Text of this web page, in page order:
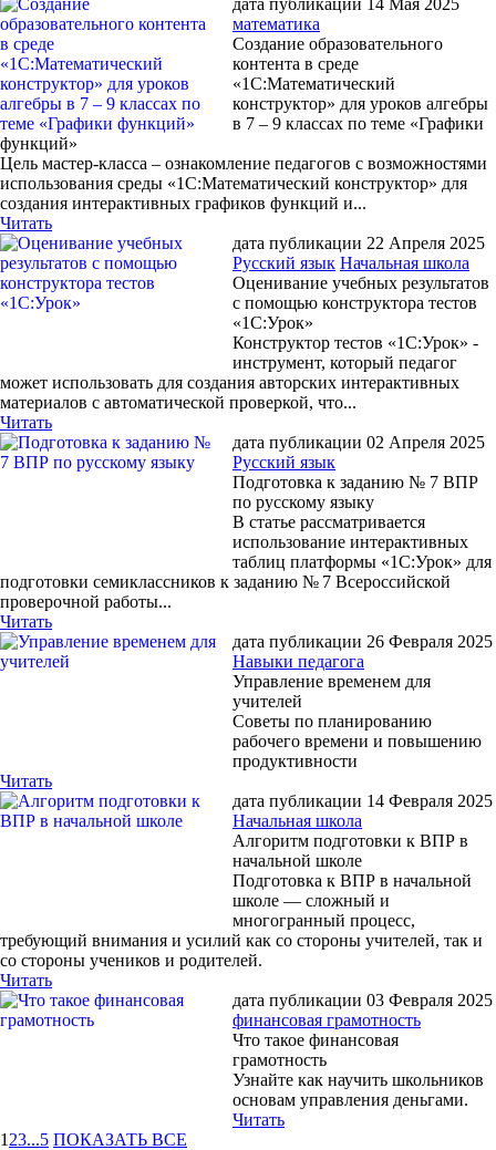
математика
Создание образовательного
контента в среде
«1С:Математический
конструктор» для уроков алгебры
в 7 – 9 классах по теме «Графики
функций»
Цель мастер-класса – ознакомление педагогов с возможностями
использования среды «1С:Математический конструктор» для
создания интерактивных графиков функций и...
Читать
дата публикации 22 Апреля 2025
Русский язык Начальная школа
Оценивание учебных результатов
с помощью конструктора тестов
«1С:Урок»
Конструктор тестов «1С:Урок» -
инструмент, который педагог
может использовать для создания авторских интерактивных
материалов с автоматической проверкой, что...
Читать
дата публикации 02 Апреля 2025
Русский язык
Подготовка к заданию № 7 ВПР
по русскому языку
В статье рассматривается
использование интерактивных
таблиц платформы «1С:Урок» для
подготовки семиклассников к заданию № 7 Всероссийской
проверочной работы...
Читать
дата публикации 26 Февраля 2025
Навыки педагога
Управление временем для
учителей
Советы по планированию
рабочего времени и повышению
продуктивности
Читать
дата публикации 14 Февраля 2025
Начальная школа
Алгоритм подготовки к ВПР в
начальной школе
Подготовка к ВПР в начальной
школе — сложный и
многогранный процесс,
требующий внимания и усилий как со стороны учителей, так и
со стороны учеников и родителей.
Читать
дата публикации 03 Февраля 2025
финансовая грамотность
Что такое финансовая
грамотность
Узнайте как научить школьников
основам управления деньгами.
Читать
1 23...5 ПОКАЗАТЬ ВСЕ